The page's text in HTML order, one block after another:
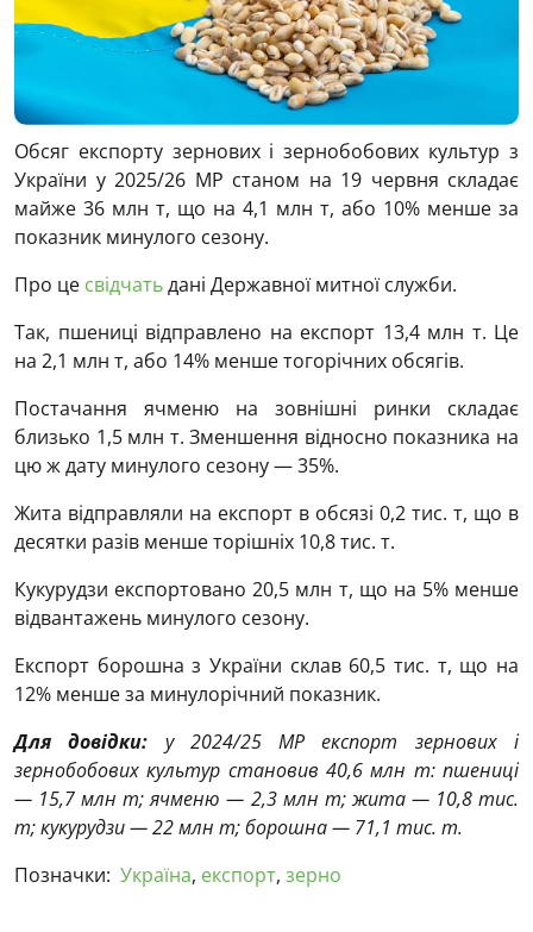
Обсяг експорту зернових і зернобобових культур з
України у 2025/26 МР станом на 19 червня складає
майже 36 млн т, що на 4,1 млн т, або 10% менше за
показник минулого сезону.
Про це свідчатьдані Державної митної служби.
Так, пшениці відправлено на експорт 13,4 млн т. Це
на 2,1 млн т, або 14% менше тогорічних обсягів.
Постачання ячменю на зовнішні ринки складає
близько 1,5 млн т. Зменшення відносно показника на
цю ж дату минулого сезону — 35%.
Жита відправляли на експорт в обсязі 0,2 тис. т, що в
десятки разів менше торішніх 10,8 тис. т.
Кукурудзи експортовано 20,5 млн т, що на 5% менше
відвантажень минулого сезону.
Експорт борошна з України склав 60,5 тис. т, що на
12% менше за минулорічний показник.
Для довідки: у 2024/25 МР експорт зернових і
зернобобових культур становив 40,6 млн т: пшениці
— 15,7 млн т; ячменю — 2,3 млн т; жита — 10,8 тис.
т; кукурудзи — 22 млн т; борошна — 71,1 тис. т.
Позначки: Україна, експорт, зерно